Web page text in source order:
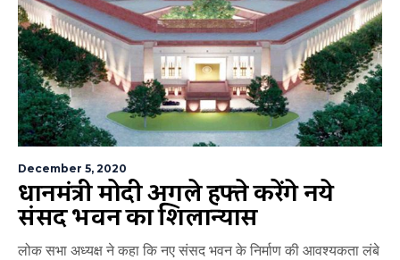
December 5, 2020
प्रधानमंत्री मोदी अगले हफ्ते करेंगे नये
संसद भवन का शिलान्यास
लोक सभा अध्यक्ष ने कहा कि नए संसद भवन के निर्माण की आवश्यकता लंबे